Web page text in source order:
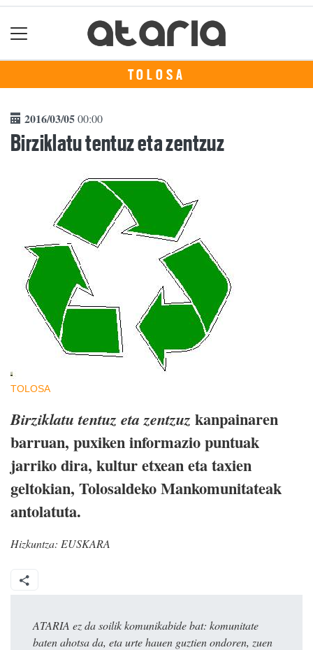
TOLOSA
2016/03/0500:00
Birziklatu tentuz eta zentzuz
TOLOSA
Birziklatu tentuz eta zentzuz kanpainaren
barruan, puxiken informazio puntuak
jarriko dira, kultur etxean eta taxien
geltokian, Tolosaldeko Mankomunitateak
antolatuta.
Hizkuntza: EUSKARA
ATARIA ez da soilik komunikabide bat: komunitate
baten ahotsa da, eta urte hauen guztien ondoren, zuen